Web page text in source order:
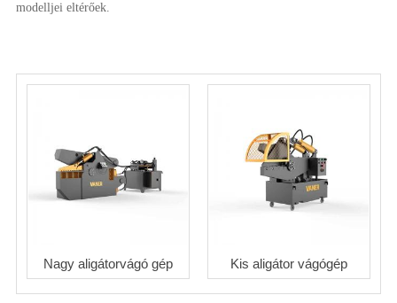
modelljei eltérőek.
Nagy aligátorvágó gép Kis aligátor vágógép